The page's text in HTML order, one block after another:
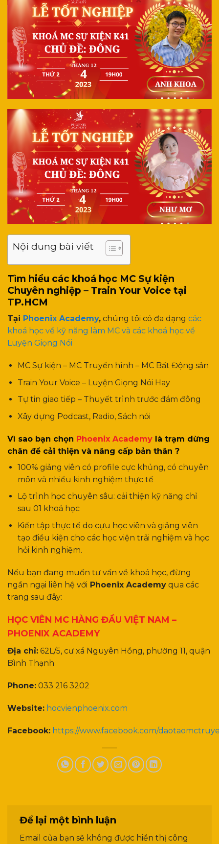
Nội dung bài viết
Tìm hiểu các khoá học MC Sự kiện
Chuyên nghiệp – Train Your Voice tại
TP.HCM
Tại Phoenix Academy, chúng tôi có đa dạng các
khoá học về kỹ năng làm MC và các khoá học về
Luyện Giọng Nói
MC Sự kiện – MC Truyền hình – MC Bất Động sản
Train Your Voice – Luyện Giọng Nói Hay
Tự tin giao tiếp – Thuyết trình trước đám đông
Xây dựng Podcast, Radio, Sách nói
Vì sao bạn chọn Phoenix Academy là trạm dừng
chân để cải thiện và nâng cấp bản thân ?
100% giảng viên có profile cực khủng, có chuyên
môn và nhiều kinh nghiệm thực tế
Lộ trình học chuyên sâu: cải thiện kỹ năng chỉ
sau 01 khoá học
Kiến tập thực tế do cựu học viên và giảng viên
tạo điều kiện cho các học viện trải nghiệm và học
hỏi kinh nghiệm.
Nếu bạn đang muốn tư vấn về khoá học, đừng
ngần ngại liên hệ với Phoenix Academy qua các
trang sau đây:
HỌC VIÊN MC HÀNG ĐẦU VIỆT NAM –
PHOENIX ACADEMY
Địa chỉ: 62L/5, cư xá Nguyên Hồng, phường 11, quận
Bình Thạnh
Phone: 033 216 3202
Website: hocvienphoenix.com
Facebook: https://www.facebook.com/
Để lại một bình luận
Email của bạn sẽ không được hiển thị công